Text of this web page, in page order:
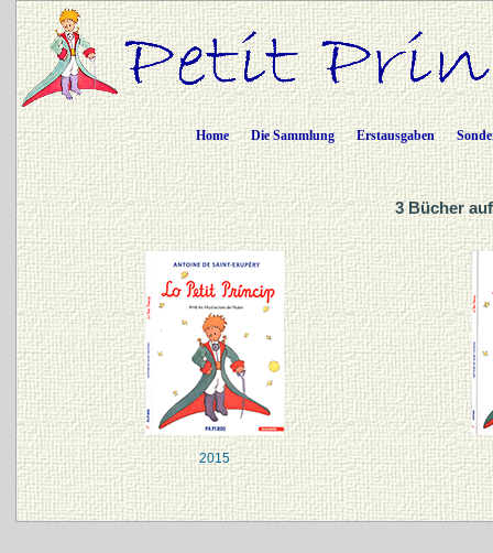
Home Die Sammlung Erstausgaben
3 Bücher
2015